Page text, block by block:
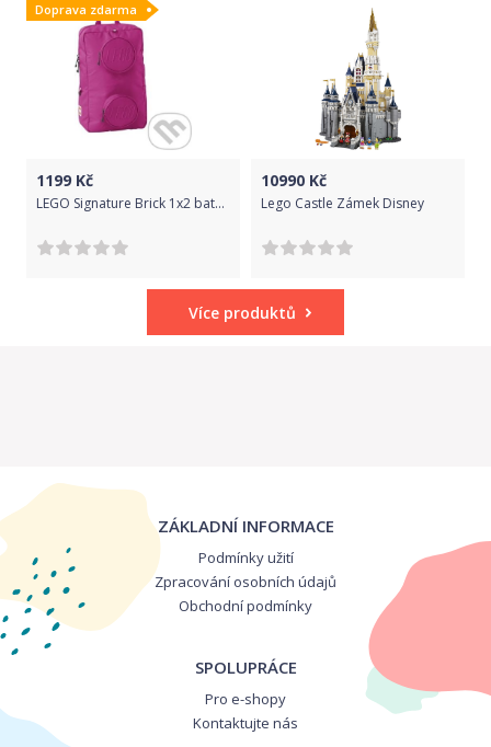
Doprava zdarma
1199 Kč
LEGO Signature Brick 1x2 batoh - jasne červený/fialový - LEGO
10990 Kč
Lego Castle Zámek Disney
Více produktů
ZÁKLADNÍ INFORMACE
Podmínky užití
Zpracování osobních údajů
Obchodní podmínky
SPOLUPRÁCE
Pro e-shopy
Kontaktujte nás